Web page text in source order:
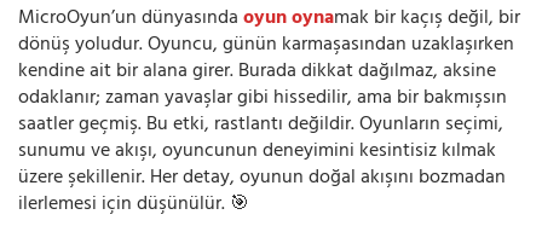
MicroOyun’un dünyasındaoyun oynamak bir kaçış değil, bir
dönüş yoludur. Oyuncu, günün karmaşasından uzaklaşırken
kendine ait bir alana girer. Burada dikkat dağılmaz, aksine
odaklanır; zaman yavaşlar gibi hissedilir, ama bir bakmışsın
saatler geçmiş. Bu etki, rastlantı değildir. Oyunların seçimi,
sunumu ve akışı, oyuncunun deneyimini kesintisiz kılmak
üzere şekillenir. Her detay, oyunun doğal akışını bozmadan
ilerlemesi için düşünülür. 🎯